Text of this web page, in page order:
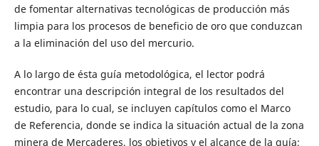
de fomentar alternativas tecnológicas de producción más
limpia para los procesos de beneficio de oro que conduzcan
a la eliminación del uso del mercurio.
A lo largo de ésta guía metodológica, el lector podrá
encontrar una descripción integral de los resultados del
estudio, para lo cual, se incluyen capítulos como el Marco
de Referencia, donde se indica la situación actual de la zona
minera de Mercaderes, los objetivos y el alcance de la guía;